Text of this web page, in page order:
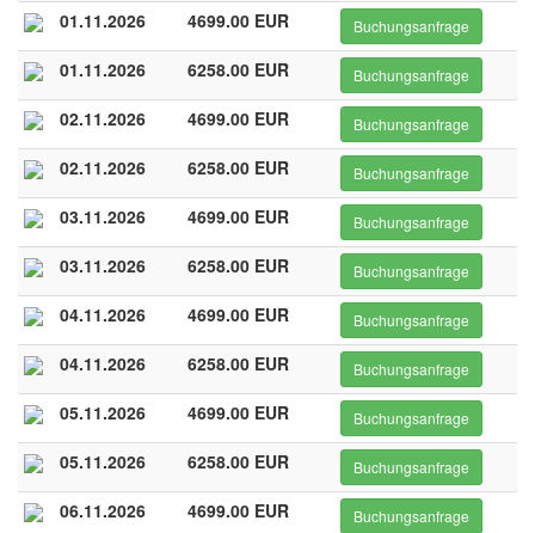
01.11.2026 4699.00 EUR Buchungsanfrage
01.11.2026 6258.00 EUR Buchungsanfrage
02.11.2026 4699.00 EUR Buchungsanfrage
02.11.2026 6258.00 EUR Buchungsanfrage
03.11.2026 4699.00 EUR Buchungsanfrage
03.11.2026 6258.00 EUR Buchungsanfrage
04.11.2026 4699.00 EUR Buchungsanfrage
04.11.2026 6258.00 EUR Buchungsanfrage
05.11.2026 4699.00 EUR Buchungsanfrage
05.11.2026 6258.00 EUR Buchungsanfrage
06.11.2026 4699.00 EUR Buchungsanfrage